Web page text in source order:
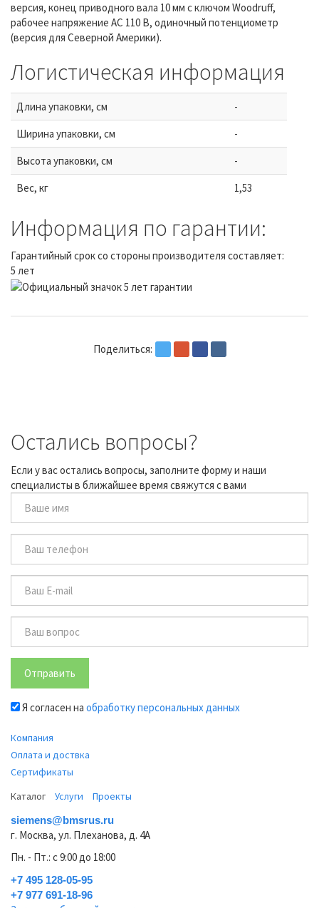
версия, конец приводного вала 10 мм с ключом Woodruff,
рабочее напряжение AC 110 В, одиночный потенциометр
(версия для Северной Америки).
Логистическая информация
Длина упаковки, см
-
Ширина упаковки, см
-
Высота упаковки, см
-
Вес, кг
1,53
Информация по гарантии:
Гарантийный срок со стороны производителя составляет:
5 лет
Поделиться:
Остались вопросы?
Если у вас остались вопросы, заполните форму и наши
специалисты в ближайшее время свяжутся с вами
Отправить
Я согласен на обработку персональных данных
Компания
Оплата и доствка
Сертификаты
Каталог
Услуги Проекты
siemens@bmsrus.ru
г. Москва, ул. Плеханова, д. 4А
Пн. - Пт.: c 9:00 до 18:00
+7 495 128-05-95
+7 977 691-18-96